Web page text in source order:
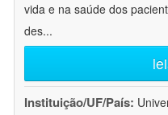
vida e na saúde dos
des...
Instituição/UF/País: